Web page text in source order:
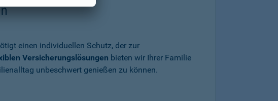
einen individuellen Schutz, der zur
Versicherungslösungen bieten wir Ihrer Familie
unbeschwert genießen zu können.